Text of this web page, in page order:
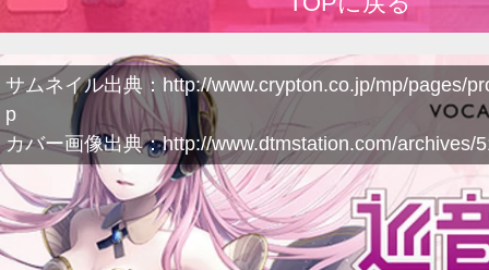
サムネイル出典：http://www.crypton.co.jp/mp/pages/
p
カバー画像出典：http://www.dtmstation.com/archives/